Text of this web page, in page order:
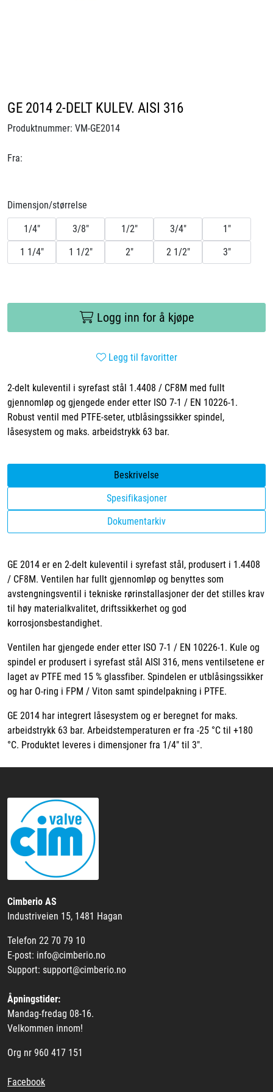
GE 2014 2-DELT KULEV. AISI 316
Produktnummer: VM-GE2014
Fra:
Dimensjon/størrelse
1/4" 3/8" 1/2" 3/4"
1"
1 1/4"
1 1/2" 2" 2 1/2" 3"
Logg inn for å kjøpe
Legg til favoritter
2-delt kuleventil i syrefast stål 1.4408 / CF8M med fullt
gjennomløp og gjengede ender etter ISO 7-1 / EN 10226-1.
Robust ventil med PTFE-seter, utblåsingssikker spindel,
låsesystem og maks. arbeidstrykk 63 bar.
Beskrivelse
Spesifikasjoner
Dokumentarkiv
GE 2014 er en 2-delt kuleventil i syrefast stål, produsert i 1.4408
/ CF8M. Ventilen har fullt gjennomløp og benyttes som
avstengningsventil i tekniske rørinstallasjoner der det stilles krav
til høy materialkvalitet, driftssikkerhet og god
korrosjonsbestandighet.
Ventilen har gjengede ender etter ISO 7-1 / EN 10226-1. Kule og
spindel er produsert i syrefast stål AISI 316, mens ventilsetene er
laget av PTFE med 15 % glassfiber. Spindelen er utblåsingssikker
og har O-ring i FPM / Viton samt spindelpakning i PTFE.
GE 2014 har integrert låsesystem og er beregnet for maks.
arbeidstrykk 63 bar. Arbeidstemperaturen er fra -25 °C til +180
°C. Produktet leveres i dimensjoner fra 1/4" til 3".
Cimberio AS
Industriveien 15, 1481 Hagan
Telefon 22 70 79 10
E-post: info@cimberio.no
Support: support@cimberio.no
Åpningstider:
Mandag-fredag 08-16.
Velkommen innom!
Org nr 960 417 151
Facebook
Om oss
Et annerledes selskap
Salgsbetingelser